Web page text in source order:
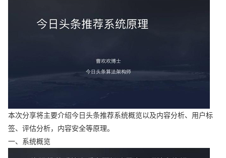
本次分享将主要介绍今日头条推荐系统概览以及内容分析、用户标
签、评估分析，内容安全等原理。
一、系统概览